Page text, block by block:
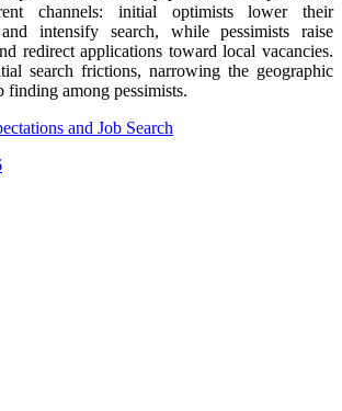
channels: initial optimists lower their
intensify search, while pessimists raise
redirect applications toward local vacancies.
search frictions, narrowing the geographic
finding among pessimists.
and Job Search